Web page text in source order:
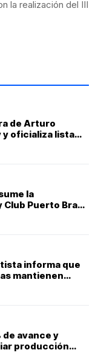
la realización del III
de Arturo
y oficializa lista
encabezada por
la
Puerto Bravo
sociales
informa que
mantienen
reinicio en
de avance y
producción